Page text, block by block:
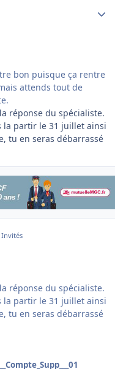
bon puisque ça rentre
attends tout de
réponse du spécialiste.
la partir le 31 juillet ainsi
tu en seras débarrassé
Invités
réponse du spécialiste.
la partir le 31 juillet ainsi
tu en seras débarrassé